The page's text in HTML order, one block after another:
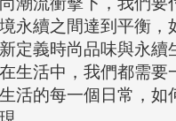
永續之間達到平衡，
定義時尚品味與永續
生活中，我們都需要
活的每一個日常，如